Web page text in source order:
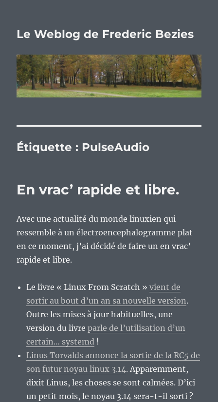
Le Weblog de Frederic Bezies
Étiquette : PulseAudio
En vrac’ rapide et libre.
Avec une actualité du monde linuxien qui
ressemble à un électroencephalogramme plat
en ce moment, j’ai décidé de faire un en vrac’
rapide et libre.
Le livre « Linux From Scratch »vient de
sortir au bout d’un an sa nouvelle version.
Outre les mises à jour habituelles, une
version du livreparle de l’utilisation d’un
certain… systemd !
Linus Torvalds annonce la sortie de la RC5 de
son futur noyau linux 3.14. Apparemment,
dixit Linus, les choses se sont calmées. D’ici
un petit mois, le noyau 3.14 sera-t-il sorti ?